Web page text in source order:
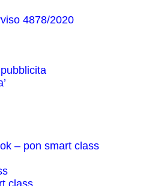
4878/2020
– pon smart class
class